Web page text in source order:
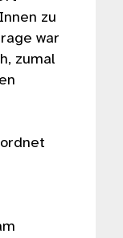
zu
war
zumal